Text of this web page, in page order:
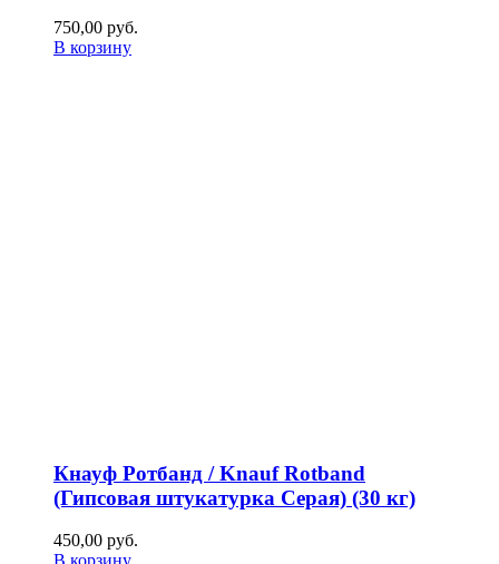
750,00 руб.
В корзину
Кнауф Ротбанд / Knauf Rotband
(Гипсовая штукатурка Серая) (30 кг)
450,00 руб.